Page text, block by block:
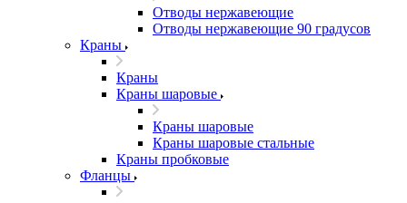
Отводы нержавеющие
Отводы нержавеющие 90 градусов
Краны
Краны
Краны шаровые
Краны шаровые
Краны шаровые стальные
Краны пробковые
Фланцы